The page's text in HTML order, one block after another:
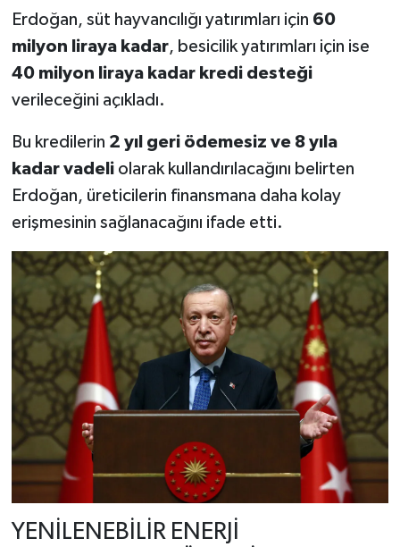
Erdoğan, süt hayvancılığı yatırımları için 60
milyon liraya kadar, besicilik yatırımları için ise
40 milyon liraya kadar kredi desteği
verileceğini açıkladı.
Bu kredilerin 2 yıl geri ödemesiz ve 8 yıla
kadar vadeliolarak kullandırılacağını belirten
Erdoğan, üreticilerin finansmana daha kolay
erişmesinin sağlanacağını ifade etti.
YENİLENEBİLİR ENERJİ